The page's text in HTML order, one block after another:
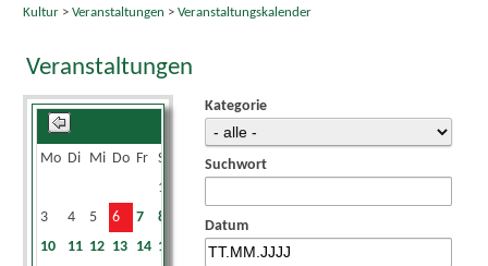
Kultur> Veranstaltungen > Veranstaltungskalender
Veranstaltungen
Mo Di Mi Do Fr Sa
1
3
4 5 6 7 8
10
11 12 13 14 15
Kategorie
Suchwort
Datum